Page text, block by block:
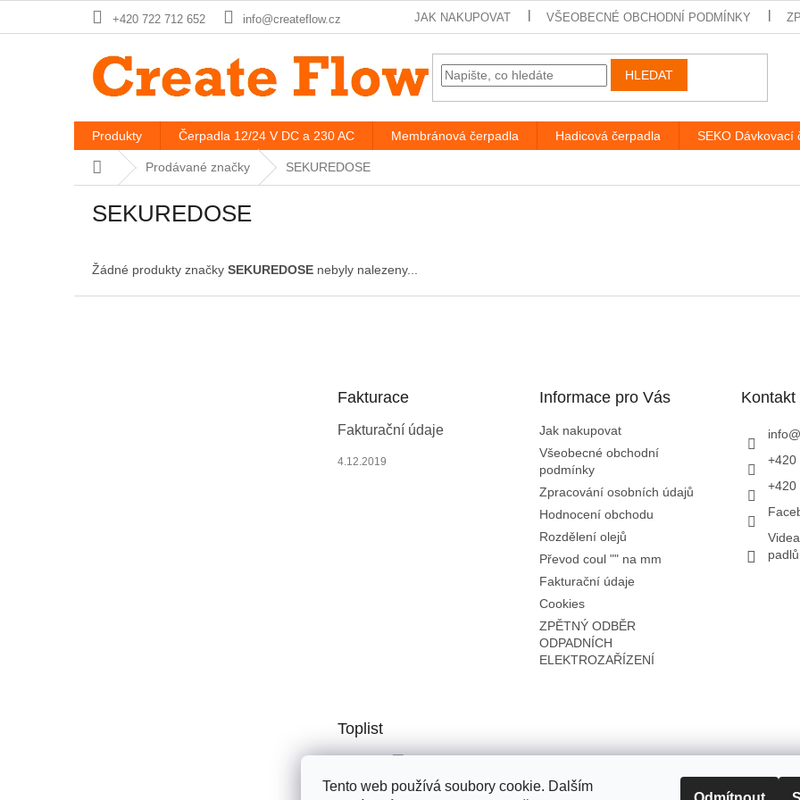
Tento web používá soubory cookie. Dalším
+420 722 712 652 info@createflow.cz JAK NAKUPOVAT VŠEOBECNÉ OBCHODNÍ PODMÍNKY
HLEDAT
Produkty Čerpadla 12/24 V DC a 230 AC Membránová čerpadla Hadicová čerpadla SEKO Dávkovací
Domů Prodávané značky SEKUREDOSE
SEKUREDOSE
Žádné produkty značky SEKUREDOSE nebyly nalezeny...
Fakturace
Fakturační údaje
4.12.2019
Informace pro Vás
Jak nakupovat
Všeobecné obchodní
podmínky
Zpracování osobních údajů
Hodnocení obchodu
Rozdělení olejů
Převod coul "" na mm
Fakturační údaje
Cookies
ZPĚTNÝ ODBĚR
ODPADNÍCH
ELEKTROZAŘÍZENÍ
Kontakt
info@
+420
+420
Toplist